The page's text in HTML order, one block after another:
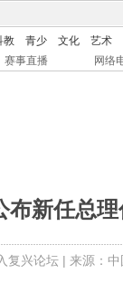
教 青少 文化
艺术
赛事直播 网络
布新任总
复兴论坛| 来源：